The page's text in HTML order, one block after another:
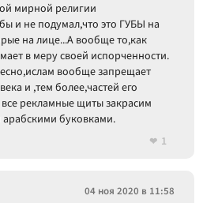
мирной религии
и не подумал,что это ГУБЫ на
на лице...А вообще то,как
в меру своей испорченности.
вообще запрещает
и ,тем более,частей его
все рекламные щиты закрасим
буковками.
1
04 ноя 2020 в 11:58